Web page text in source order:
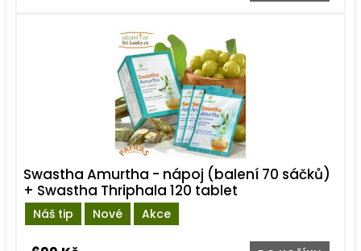
Náš tip Nové Akce
Swastha Amurtha - nápoj (balení 70 sáčků)
+ Swastha Thriphala 120 tablet